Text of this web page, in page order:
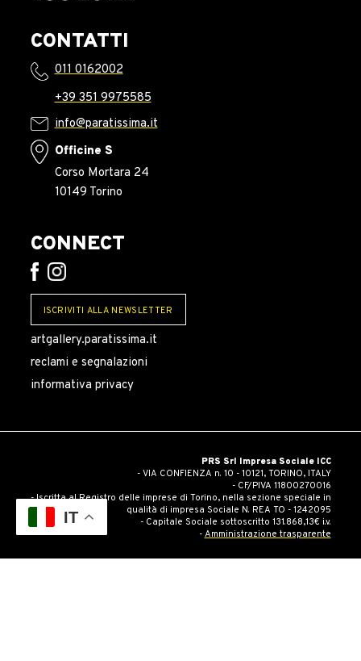
CONTATTI
011 0162002
+39 351 9975585
info@paratissima.it
Officine S
Corso Mortara 24
10149 Torino
CONNECT
ISCRIVITI ALLA NEWSLETTER
artgallery.paratissima.it
reclami e segnalazioni
informativa privacy
PRS Srl Impresa Sociale ICC
- VIA CONFIENZA n. 10 - 10121, TORINO, ITALY
- CF/PIVA 11800270016
- Iscritta al Registro delle imprese di Torino, nella sezione speciale in
qualità di impresa Sociale N. REA TO - 1242095
- Capitale Sociale sottoscritto 131.868,13€ i.v.
- Amministrazione trasparente
IT